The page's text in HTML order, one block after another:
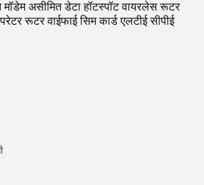
असीमित डेटा हॉटस्पॉट वायरलेस रूटर
रूटर वाईफाई सिम कार्ड एलटीई सीपीई